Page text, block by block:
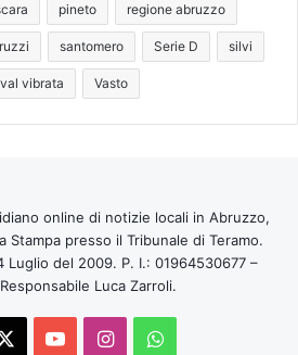
pineto regione abruzzo
santomero Serie D silvi
val vibrata Vasto
online di notizie locali in Abruzzo,
Stampa presso il Tribunale di Teramo.
Luglio del 2009. P. I.: 01964530677 –
Luca Zarroli.
You InstagramWhatsApp